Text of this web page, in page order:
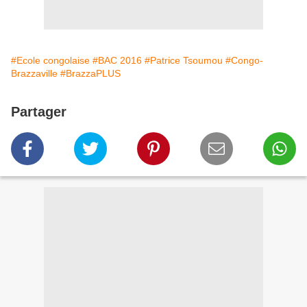
#Ecole congolaise #BAC 2016 #Patrice Tsoumou #Congo-
Brazzaville #BrazzaPLUS
Partager